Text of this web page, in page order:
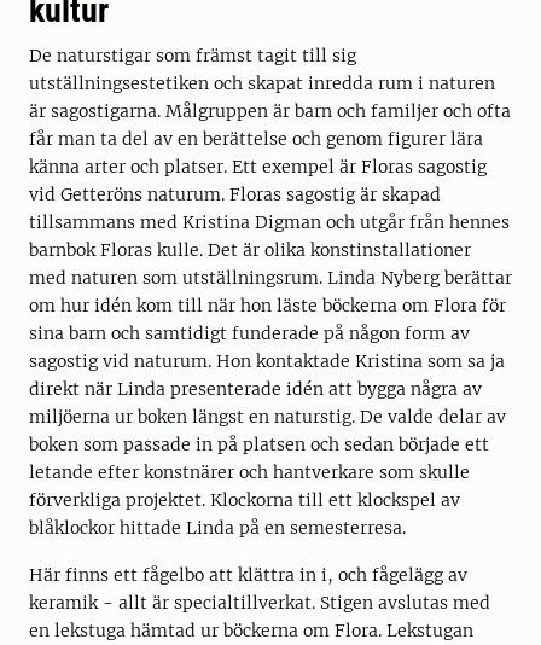
kultur
De naturstigar som främst tagit till sig
utställningsestetiken och skapat inredda rum i naturen
är sagostigarna. Målgruppen är barn och familjer och ofta
får man ta del av en berättelse och genom figurer lära
känna arter och platser. Ett exempel är Floras sagostig
vid Getteröns naturum. Floras sagostig är skapad
tillsammans med Kristina Digman och utgår från hennes
barnbok Floras kulle. Det är olika konstinstallationer
med naturen som utställningsrum. Linda Nyberg berättar
om hur idén kom till när hon läste böckerna om Flora för
sina barn och samtidigt funderade på någon form av
sagostig vid naturum. Hon kontaktade Kristina som sa ja
direkt när Linda presenterade idén att bygga några av
miljöerna ur boken längst en naturstig. De valde delar av
boken som passade in på platsen och sedan började ett
letande efter konstnärer och hantverkare som skulle
förverkliga projektet. Klockorna till ett klockspel av
blåklockor hittade Linda på en semesterresa.
Här finns ett fågelbo att klättra in i, och fågelägg av
keramik - allt är specialtillverkat. Stigen avslutas med
en lekstuga hämtad ur böckerna om Flora. Lekstugan